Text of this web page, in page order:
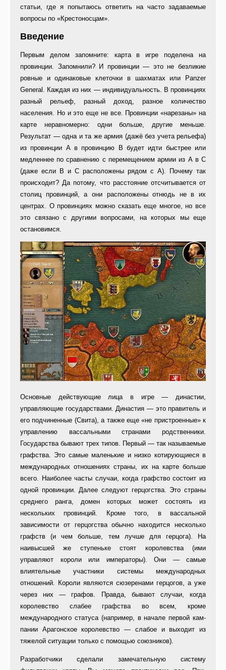
статьи, где я попытаюсь ответить на часто задаваемые
вопросы по «Крестоносцам».
Введение
Первым делом запомните: карта в игре поделена на
провинции. За­помнили? И провинции — это не безликие
ровные и одинаковые кле­точки в шахматах или Panzer
General. Каждая из них — индивиду­альность. В провинциях
разный ре­льеф, разный доход, разное количе­ство
населения. Но и это еще не все. Провинции «нарезаны» на
карте не­равномерно: одни больше, другие меньше.
Результат — одна и та же армия (дажё без учета рельефа)
из провинции А в провинцию В будет идти быстрее или
медленнее по сравнению с перемещением армии из А в С
(даже если В и С располо­жены рядом с А). Почему так
проис­ходит? Да потому, что расстояние отсчитывается от
столиц провинций, а они расположены отнюдь не в их
центрах. О провинциях можно ска­зать еще многое, но все
это связано с другими вопросами, на которых мы еще
остановимся.
Основные действующие лица в иг­ре — династии,
управляющие госу­дарствами. Династия — это прави­тель и
его подчиненные (Свита), а также еще «не пристроенные» к
уп­равлению вассальными странами родственники.
Государства бывают трех типов. Первый — так называе­мые
графства. Это самые малень­кие и низко котирующиеся в
между­народных отношениях страны, их на карте больше
всего. Наиболее час­ты случаи, когда графство состоит из
одной провинции. Далее следуют герцогства. Это страны
среднего ранга, домен которых может состо­ять из
нескольких провинций. Кроме того, в вассальной
зависимости от герцогства обычно находится не­сколько
графств (и чем больше, тем лучше для герцога). На
наивысшей же ступеньке стоят королевства (ими
управляют короли или импера­торы). Они — самые
влиятельные участники системы международных
отношений. Короли являются сюзе­ренами герцогов, а уже
через них — графов. Правда, бывают случаи, ког­да
королевство слабее графства во всем, кроме
международного стату­са (например, в начале первой кам­
пании Арагонское королевство — слабое и выходит из
тяжелой ситуа­ции только с помощью союзников).
Разработчики сделали замеча­тельную систему